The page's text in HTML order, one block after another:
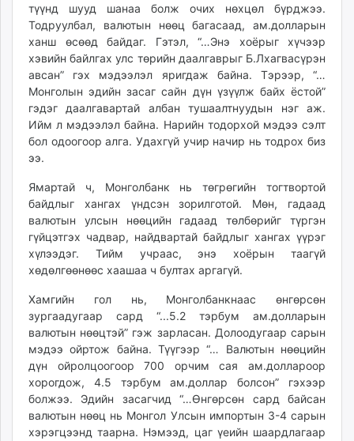
shuurhai.mn
unuudur.mn
isee.mn
mglradio.com
fact.mn
itoim.mn
tumen.mn
shuum.mn
times.mn
tvmongolia.mn
mass.mn
unegui.mn
assa.mn
toim.mn
paparazzi.mn
unread.today
түүнд шууд шанаа болж очих нөхцөл бүрджээ.
Тодруулбал, валютын нөөц багасаад, ам.долларын
ханш өсөөд байдаг. Гэтэл, “…Энэ хоёрыг хүчээр
хэвийн байлгах улс төрийн даалгаврыг Б.Лхагвасүрэн
авсан” гэх мэдээлэл яригдаж байна. Тэрээр, “…
Монголын эдийн засаг сайн дүн үзүүлж байх ёстой”
гэдэг даалгавартай албан тушаалтнуудын нэг аж.
Ийм л мэдээлэл байна. Нарийн тодорхой мэдээ сэлт
бол одоогоор алга. Удахгүй учир начир нь тодрох биз
ээ.
Ямартай ч, Монголбанк нь төгрөгийн тогтвортой
байдлыг хангах үндсэн зорилготой. Мөн, гадаад
валютын улсын нөөцийн гадаад төлбөрийг түргэн
гүйцэтгэх чадвар, найдвартай байдлыг хангах үүрэг
хүлээдэг. Тийм учраас, энэ хоёрын таагүй
хөдөлгөөнөөс хаашаа ч бултах аргагүй.
Хамгийн гол нь, Монголбанкнаас өнгөрсөн
зургаадугаар сард “...5.2 тэрбум ам.долларын
валютын нөөцтэй” гэж зарласан. Долоодугаар сарын
мэдээ ойртож байна. Түүгээр “… Валютын нөөцийн
дүн ойролцоогоор 700 орчим сая ам.доллароор
хорогдож, 4.5 тэрбум ам.доллар болсон” гэхээр
болжээ. Эдийн засагчид “…Өнгөрсөн сард байсан
валютын нөөц нь Монгол Улсын импортын 3-4 сарын
хэрэгцээнд таарна. Нэмээд, цаг үеийн шаардлагаар